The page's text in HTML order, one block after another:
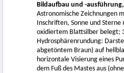
Bildaufbau und -
Astronomische Zeichnungen
Inschriften, Sonne und
oxidiertem Blattsilber belegt;
Hydrosphärenrundung:
abgetöntem Braun) auf
horizontale Visierung eines
dem Fuß des Mastes aus